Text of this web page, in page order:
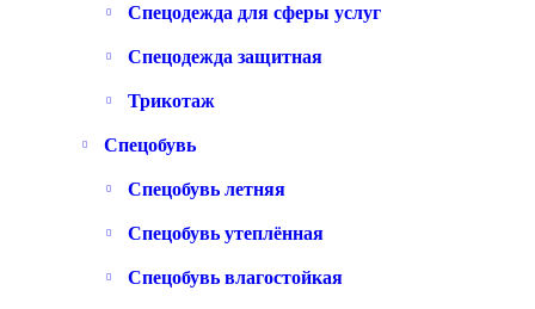
Спецодежда для сферы услуг
Спецодежда защитная
Трикотаж
Спецобувь
Спецобувь летняя
Спецобувь утеплённая
Спецобувь влагостойкая